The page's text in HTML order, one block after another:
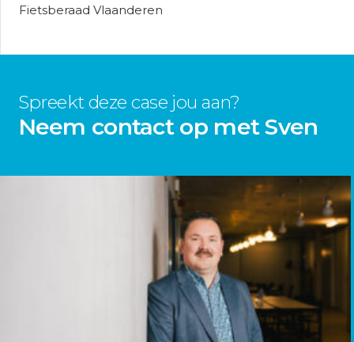
Fietsberaad Vlaanderen
Spreekt deze case jou aan?
Neem contact op met Sven